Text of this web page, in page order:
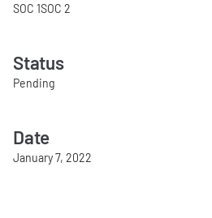
SOC 1SOC 2
Status
Pending
Date
January 7, 2022